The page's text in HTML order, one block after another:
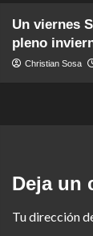
Un viernes
pleno
Christian Sosa
Deja un
Tu dirección